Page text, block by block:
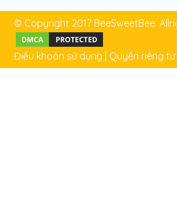
© Copyright 2017 BeeSweetBee.
Điều khoản sử dụng | Quyền riêng tư